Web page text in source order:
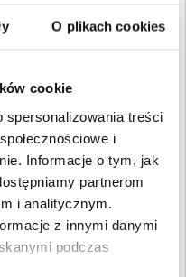
O plikach cookies
cookie
treści
i
Informacje o tym, jak
partnerom
i analitycznym.
z innymi danymi
podczas
400 Krosno
Siedziba:
Krosno
180465989
6842574495
0000335405
Gospodarcze